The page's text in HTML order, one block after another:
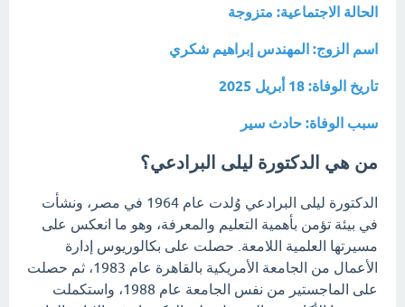
الحالة الاجتماعية: متزوجة
اسم الزوج: المهندس إبراهيم شكري
تاريخ الوفاة: 18 أبريل 2025
سبب الوفاة: حادث سير
من هي الدكتورة ليلى البرادعي؟
الدكتورة ليلى البرادعي وُلدت عام 1964 في مصر، ونشأت
في بيئة تؤمن بأهمية التعليم والمعرفة، وهو ما انعكس على
مسيرتها العلمية اللامعة. حصلت على بكالوريوس إدارة
الأعمال من الجامعة الأمريكية بالقاهرة عام 1983، ثم حصلت
على الماجستير من نفس الجامعة عام 1988، واستكملت